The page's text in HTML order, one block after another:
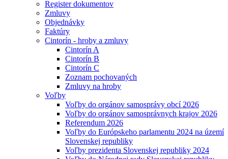
Register dokumentov
Zmluvy
Objednávky
Faktúry
Cintorín - hroby a zmluvy
Cintorín A
Cintorín B
Cintorín C
Zoznam pochovaných
Zmluvy na hroby
Voľby
Voľby do orgánov samosprávy obcí 2026
Voľby do orgánov samosprávnych krajov 2026
Referendum 2026
Voľby do Európskeho parlamentu 2024 na území
Slovenskej republiky
Voľby prezidenta Slovenskej republiky 2024